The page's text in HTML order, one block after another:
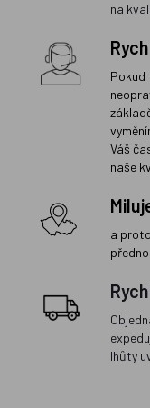
na
Pokud
Váš
naše
a
lhůty